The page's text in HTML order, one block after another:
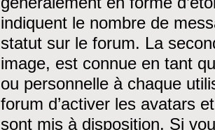
indiquent le nombre de
statut sur le forum. La
image, est connue en tant
ou personnelle à chaque
forum d’activer les avatars
sont mis à disposition. Si